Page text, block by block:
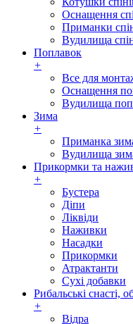
Оснащення
Приманки
Вудилища
Поплавок
+
Все для
Оснащення
Вудилища
Зима
+
Приманка
Вудилища
Прикормки та
+
Бустера
Діпи
Ліквіди
Наживки
Насадки
Прикормки
Атрактанти
Сухі добавки
Рибальські снасті,
+
Відра